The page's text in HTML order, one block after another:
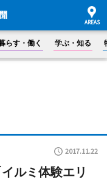
らす・働く 学ぶ・知る
2017.11.22
ルミ体験エリ